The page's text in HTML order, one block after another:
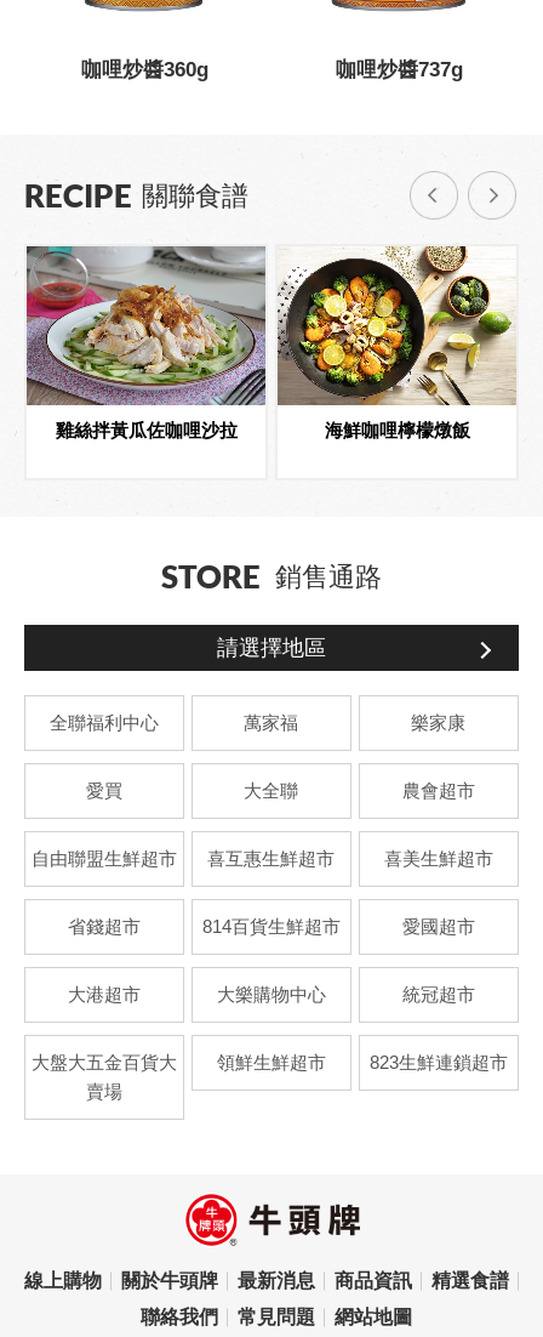
咖哩炒醬360g 咖哩炒醬737g
RECIPE 關聯食譜
雞絲拌黃瓜佐咖哩沙拉 海鮮咖哩檸檬燉飯
STORE 銷售通路
請選擇地區
全聯福利中心 萬家福 樂家康
愛買 大全聯 農會超市
自由聯盟生鮮超市 喜互惠生鮮超市 喜美生鮮超市
省錢超市 814百貨生鮮超市 愛國超市
大港超市 大樂購物中心 統冠超市
大盤大五金百貨大
賣場
領鮮生鮮超市 823生鮮連鎖超市
線上購物 關於牛頭牌 最新消息 商品資訊
精選食譜
聯絡我們
常見問題 網站地圖